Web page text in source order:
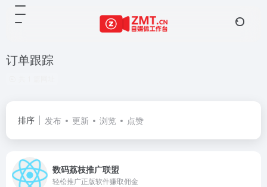
订单跟踪
排序 发布 更新 浏览 点赞
数码荔枝推广联盟
轻松推广正版软件赚取佣金